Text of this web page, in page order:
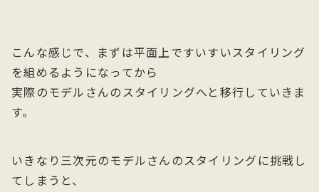
こんな感じで、まずは平面上ですいすいスタイリング
を組めるようになってから
実際のモデルさんのスタイリングへと移行していきま
す。
いきなり三次元のモデルさんのスタイリングに挑戦し
てしまうと、